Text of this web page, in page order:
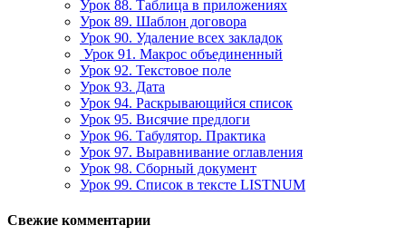
Урок 88. Таблица в приложениях
Урок 89. Шаблон договора
Урок 90. Удаление всех закладок
Урок 91. Макрос объединенный
Урок 92. Текстовое поле
Урок 93. Дата
Урок 94. Раскрывающийся список
Урок 95. Висячие предлоги
Урок 96. Табулятор. Практика
Урок 97. Выравнивание оглавления
Урок 98. Сборный документ
Урок 99. Список в тексте LISTNUM
Свежие комментарии